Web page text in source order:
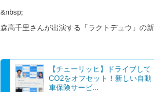
&nbsp;
森高千里さんが出演する「ラクトデュウ」の
【チューリッヒ】ドライブして
CO2をオフセット！新しい自動
車保険サービ...